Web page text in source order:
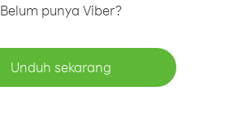
Belum punya Viber?
Unduh sekarang